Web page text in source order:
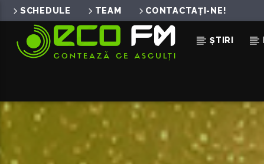
SCHEDULE TEAM CONTACTAȚI-NE!
ȘTIRI
ACUM ÎN DIRECT
RHYTHM OF THE NIGHT
DEBARGE